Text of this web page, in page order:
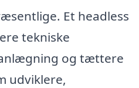
Et headless
tekniske
og tættere
udviklere,